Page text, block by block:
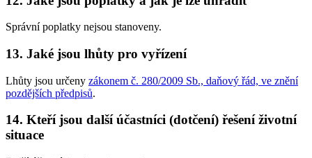
Správní poplatky nejsou stanoveny.
13. Jaké jsou lhůty pro vyřízení
Lhůty jsou určeny zákonem č. 280/2009 Sb., daňový řád, ve znění
pozdějších předpisů.
14. Kteří jsou další účastníci (dotčení) řešení životní
situace